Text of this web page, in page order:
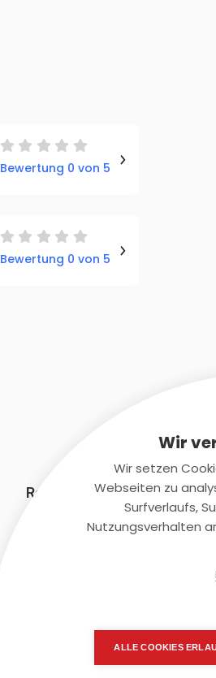
Bewertung 0 von 5
Bewertung 0 von 5
Rechtliches
Wir
Wir setzen
Webseiten zu
Surfverlaufs,
Nutzungsverhalten
ALLE COOKIES